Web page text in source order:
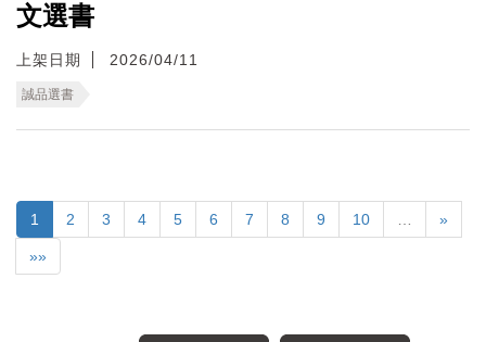
文選書
上架日期 2026/04/11
誠品選書
1 2 3 4 5 6 7 8 9 10 »
»»